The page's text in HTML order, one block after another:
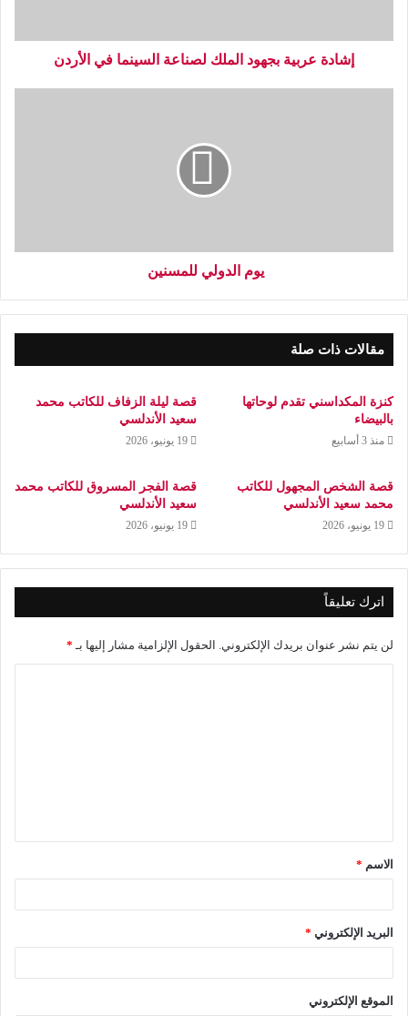
إشادة عربية بجهود الملك لصناعة السينما في الأردن
يوم الدولي للمسنين
مقالات ذات صلة
كنزة المكداسني تقدم لوحاتها
بالبيضاء
منذ 3 أسابيع
قصة ليلة الزفاف للكاتب محمد
سعيد الأندلسي
19 يونيو، 2026
قصة الشخص المجهول للكاتب
محمد سعيد الأندلسي
19 يونيو، 2026
قصة الفجر المسروق للكاتب محمد
سعيد الأندلسي
19 يونيو، 2026
اترك تعليقاً
لن يتم نشر عنوان بريدك الإلكتروني. الحقول الإلزامية مشار إليها بـ *
ق
*الاسم *
البريد الإلكتروني *
الموقع الإلكتروني